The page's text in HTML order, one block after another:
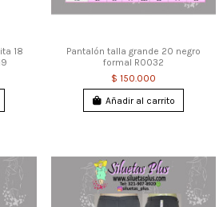
18
Pantalón talla grande 20 negro
formal R0032
$ 150.000
Añadir al carrito